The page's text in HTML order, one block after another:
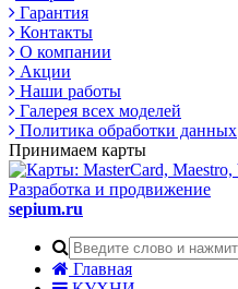
Гарантия
Контакты
О компании
Акции
Наши работы
Галерея всех моделей
Политика обработки данных
Принимаем карты
Разработка и продвижение
sepium.ru
Главная